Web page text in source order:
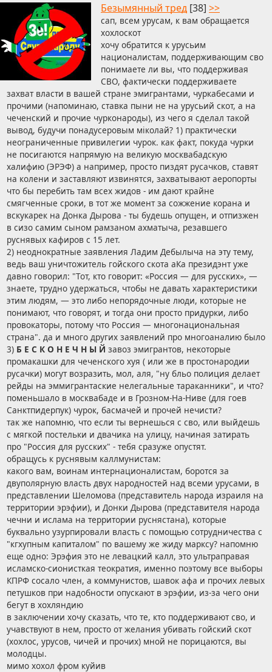
Безымянный тред [38] >>
сап, всем урусам, к вам обращается
хохлоскот
хочу обратится к урусьим
националистам, поддерживающим сво
понимаете ли вы, что поддерживая
СВО, фактически поддерживаете
захват власти в вашей стране эмигрантами, чуркабесами и
прочими (напоминаю, ставка пыни не на урусьий скот, а на
чеченский и прочие чурконароды), из чего я сделал такой
вывод, будучи понадусеровым міколай? 1) практически
неограниченные привилегии чурок. как факт, покуда чурки
не посигаются напрямую на великую москвабадскую
халифию (ЭРЭФ) а например, просто пиздят русачков, ставят
на колени и заставляют извинятся, захватывают аеропорты
что бы перебить там всех жидов - им дают крайне
смягченные сроки, в тот же момент за сожжение корана и
вскукарек на Донка Дырова - ты будешь опущен, и отпизжен
в сизо самим сыном рамзаном ахматыча, резавшего
руснявых кафиров с 15 лет.
2) неоднократные заявления Ладим Дебылыча на эту тему,
ведь ваш уничтожитель гойского скота аКа президэнт уже
давно говорил: "Тот, кто говорит: «Россия — для русских», —
знаете, трудно удержаться, чтобы не давать характеристики
этим людям, — это либо непорядочные люди, которые не
понимают, что говорят, и тогда они просто придурки, либо
провокаторы, потому что Россия — многонациональная
страна". да и много других заявлений про многоаналию было
3) Б Е С К О Н Е Ч Н Ы Й завоз эмигрантов, некоторые
промакашки для чеченского хуя ( или же в простонародии
русачки) могут возразить, мол, аля, "ну бльо полиция делает
рейды на эммигрантаские нелегальные тараканники", и что?
поменьшало в москвабаде и в Грозном-На-Ниве (для гоев
Санктпидерпук) чурок, басмачей и прочей нечисти?
так же напомню, что если ты вернешься с сво, или выйдешь
с мягкой постельки и двачика на улицу, начиная затирать
про "Россия для русских" - тебя сразуже опустят.
обращусь к руснявым каллмунистам:
какого вам, воинам интернационалистам, боротся за
двуполярную власть двух народностей над всеми урусами, в
представлении Шеломова (представитель народа израиля на
территории эрэфии), и Донки Дырова (представителя народа
чечни и ислама на территории руснястана), которые
буквально узурпировали власть с помощью сотрудничества с
"кгхупным капиталом" по вашему же жиду марксу? напомню
еще одно: Эрэфия это не левацкий калл, это ультраправая
исламско-сионисткая теократия, именно поэтому все выборы
КПРФ сосало член, а коммунистов, шавок афа и прочих левых
петушков при надобности опускают в эрэфии, из-за чего они
бегут в хохляндию
в заключении хочу сказать, что те, кто поддерживают сво, и
учавствуют в нем, просто от желания убивать гойский скот
(хохлос, урусов, чичей и прочих) мной не порицаются, вы
молодцы.
мимо хохол фром куйив